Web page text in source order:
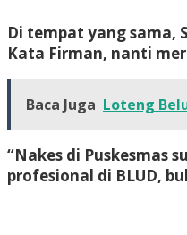
Di tempat yang sama,
Kata Firman, nanti
Baca Juga Loteng
“Nakes di Puskesmas
profesional di BLUD,